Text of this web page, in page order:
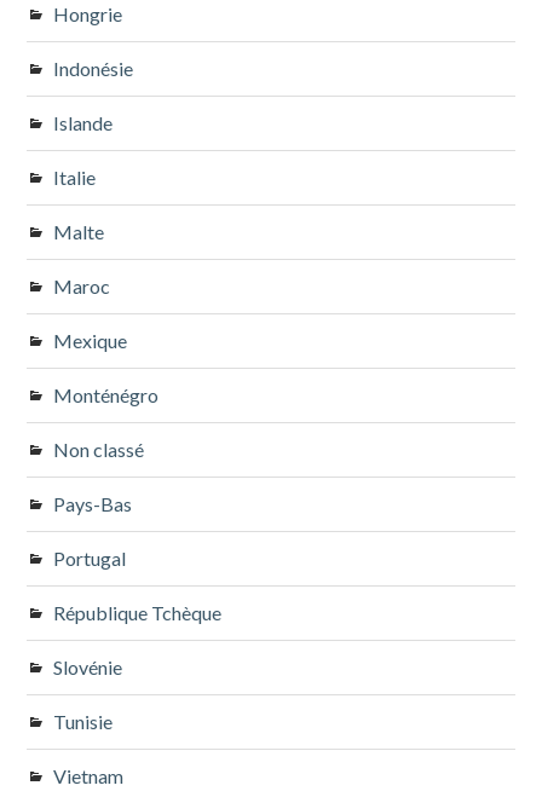
Hongrie
Indonésie
Islande
Italie
Malte
Maroc
Mexique
Monténégro
Non classé
Pays-Bas
Portugal
République Tchèque
Slovénie
Tunisie
Vietnam